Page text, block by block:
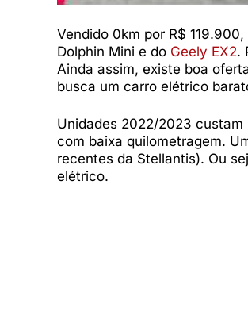
Vendido 0km por R$
Dolphin Mini e do Geely EX2.
Ainda assim, existe boa
busca um carro elétrico
Unidades 2022/2023
com baixa quilometragem.
recentes da Stellantis). Ou
elétrico.